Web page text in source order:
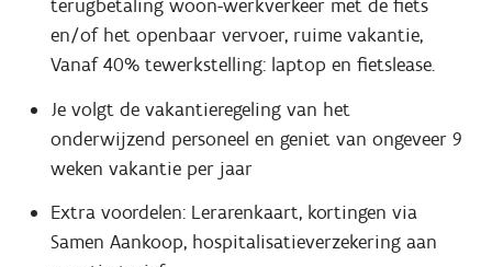
terugbetaling woon-werkverkeer met de fiets
en/of het openbaar vervoer, ruime vakantie,
Vanaf 40% tewerkstelling: laptop en fietslease.
Je volgt de vakantieregeling van het
onderwijzend personeel en geniet van ongeveer 9
weken vakantie per jaar
Extra voordelen: Lerarenkaart, kortingen via
Samen Aankoop, hospitalisatieverzekering aan